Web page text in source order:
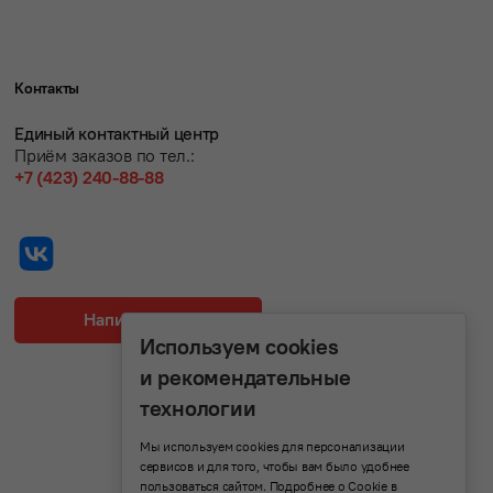
Контакты
Единый контактный центр
Приём заказов по тел.:
+7 (423) 240-88-88
Написать нам
Используем cookies
и рекомендательные
технологии
Мы используем cookies для персонализации
сервисов и для того, чтобы вам было удобнее
пользоваться сайтом. Подробнее о Cookie в